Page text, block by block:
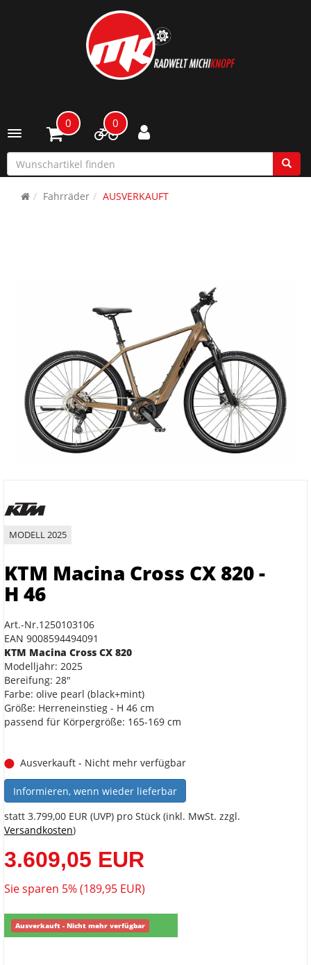
Toggle navigation
0 0
Fahrräder AUSVERKAUFT
MODELL 2025
KTM Macina Cross CX 820 -
H 46
Art.-Nr.1250103106
EAN 9008594494091
KTM Macina Cross CX 820
Modelljahr: 2025
Bereifung: 28"
Farbe: olive pearl (black+mint)
Größe: Herreneinstieg - H 46 cm
passend für Körpergröße: 165-169 cm
Ausverkauft - Nicht mehr verfügbar
Informieren, wenn wieder lieferbar
statt 3.799,00 EUR (UVP) pro Stück (inkl. MwSt. zzgl.
Versandkosten)
3.609,05 EUR
Sie sparen 5% (189,95 EUR)
Ausverkauft - Nicht mehr verfügbar